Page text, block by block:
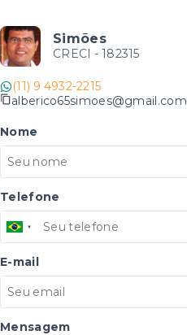
Simões
CRECI - 182315
(11) 9 4932-2215
alberico65simoes@gmail.com
Nome
Telefone
E-mail
Mensagem